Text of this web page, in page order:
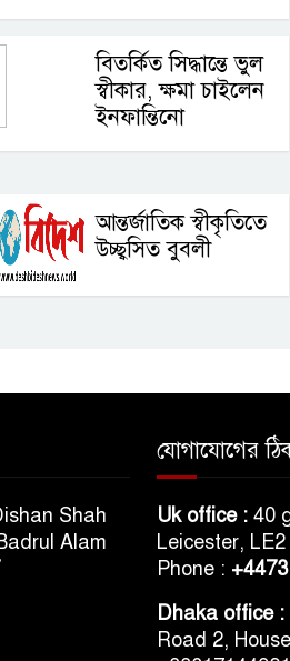
বিতর্কিত সিদ্ধান্তে ভুল
স্বীকার, ক্ষমা চাইলেন
ইনফান্তিনো
আন্তর্জাতিক স্বীকৃতিতে
উচ্ছ্বসিত বুবলী
Shah
Alam
যোগাযোগের
Uk office : 40
Leicester,
Phone :
Dhaka office :
Road 2,